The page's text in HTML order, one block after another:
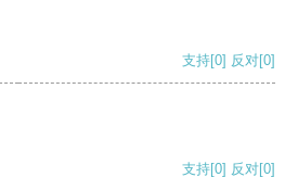
支持[0] 反对[0]
支持[0] 反对[0]